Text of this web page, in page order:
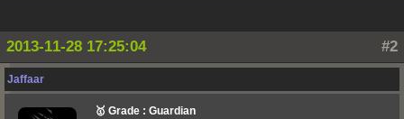
#2
2013-11-28 17:25:04
Jaffaar
🥇 Grade : Guardian